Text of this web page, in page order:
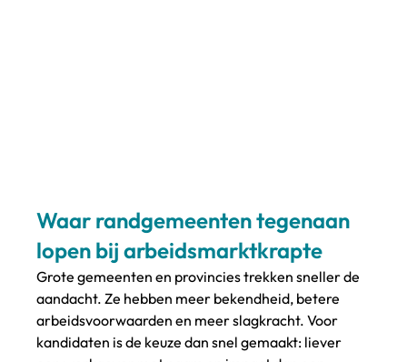
Waar randgemeenten tegenaan
lopen bij arbeidsmarktkrapte
Grote gemeenten en provincies trekken sneller de
aandacht. Ze hebben meer bekendheid, betere
arbeidsvoorwaarden en meer slagkracht. Voor
kandidaten is de keuze dan snel gemaakt: liever